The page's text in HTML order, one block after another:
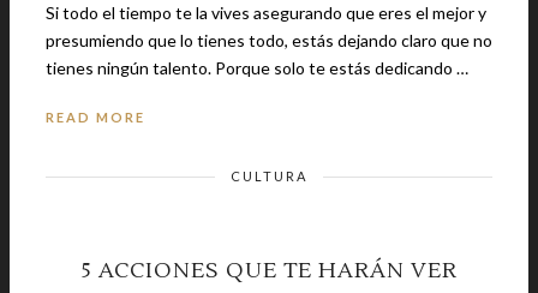
Si todo el tiempo te la vives asegurando que eres el mejor y
presumiendo que lo tienes todo, estás dejando claro que no
tienes ningún talento. Porque solo te estás dedicando …
READ MORE
CULTURA
5 ACCIONES QUE TE HARÁN VER